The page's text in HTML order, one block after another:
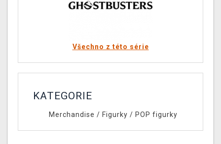
Všechno z této série
KATEGORIE
Merchandise / Figurky / POP figurky